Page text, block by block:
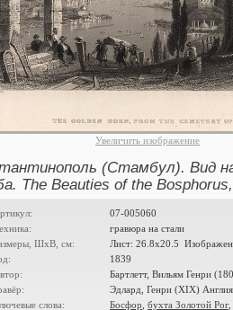
Увеличить изображение
(Стамбул). Вид
The Beauties of the
07-005060
гравюра на стали
ШxВ, см:
Лист: 26.8x20.5
1839
Бартлетт, Вильям Генри
Эдлард, Генри (XIX) Англия
слова:
Босфор бухта Золотой Рог,